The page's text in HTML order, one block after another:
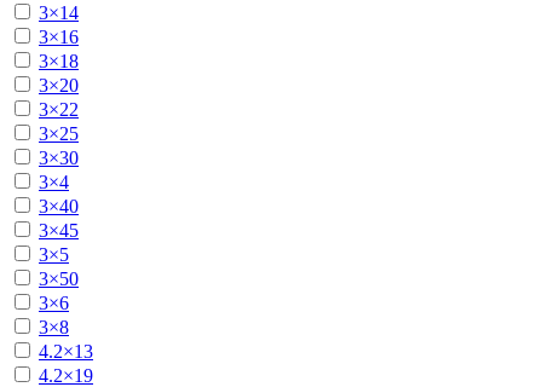
3×14
3×16
3×18
3×20
3×22
3×25
3×30
3×4
3×40
3×45
3×5
3×50
3×6
3×8
4.2×13
4.2×19